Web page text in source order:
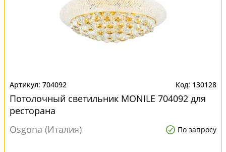
704092 130128
Потолочный светильник MONILE 704092 для
ресторана
Osgona (Италия)
По запросу